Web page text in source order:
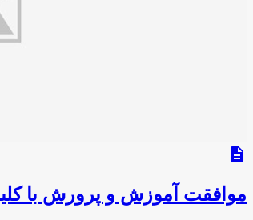
description
موافقت آموزش و پرورش با